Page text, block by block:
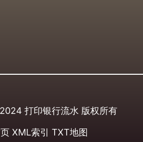
打印银行流水 版权所有
XML索引 TXT地图